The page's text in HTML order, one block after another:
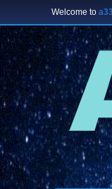
Welcome to